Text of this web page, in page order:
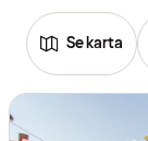
Se karta